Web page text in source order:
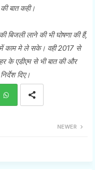
बात कही।
बिजली लाने की भी घोषणा की हैं,
में काम मे ले सके। वही 2017 से
के एडीएम से भी बात की और
दिए।
NEWER